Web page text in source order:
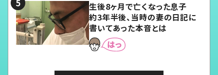
生後8ヶ月で亡くなった息子
約3年半後、当時の妻の日記に
書いてあった本音とは